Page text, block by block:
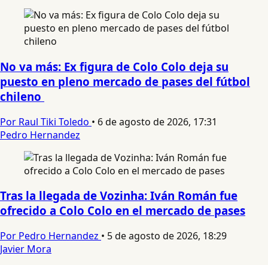
No va más: Ex figura de Colo Colo deja su
puesto en pleno mercado de pases del fútbol
chileno
Por Raul Tiki Toledo • 6 de agosto de 2026, 17:31
Pedro Hernandez
Tras la llegada de Vozinha: Iván Román fue
ofrecido a Colo Colo en el mercado de pases
Por Pedro Hernandez • 5 de agosto de 2026, 18:29
Javier Mora